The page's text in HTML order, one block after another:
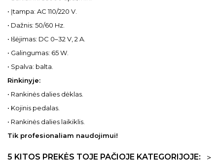
• Įtampa: AC 110/220 V.
• Dažnis: 50/60 Hz.
• Išėjimas: DC 0–32 V, 2 A.
• Galingumas: 65 W.
• Spalva: balta.
Rinkinyje:
• Rankinės dalies dėklas.
• Kojinis pedalas.
• Rankinės dalies laikiklis.
Tik profesionaliam naudojimui!
5 KITOS PREKĖS TOJE PAČIOJE KATEGORIJOJE:
>